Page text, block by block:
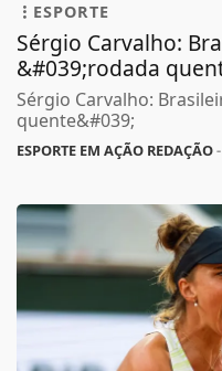
ESPORTE
Sérgio Carvalho:
&#039;rodada
Sérgio Carvalho:
quente&#039;
ESPORTE EM AÇÃO REDAÇÃO